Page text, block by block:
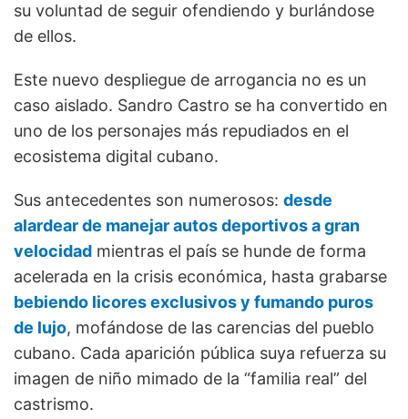
su voluntad de seguir ofendiendo y burlándose
de ellos.
Este nuevo despliegue de arrogancia no es un
caso aislado. Sandro Castro se ha convertido en
uno de los personajes más repudiados en el
ecosistema digital cubano.
Sus antecedentes son numerosos: desde
alardear de manejar autos deportivos a gran
velocidad mientras el país se hunde de forma
acelerada en la crisis económica, hasta grabarse
bebiendo licores exclusivos y fumando puros
de lujo, mofándose de las carencias del pueblo
cubano. Cada aparición pública suya refuerza su
imagen de niño mimado de la “familia real” del
castrismo.